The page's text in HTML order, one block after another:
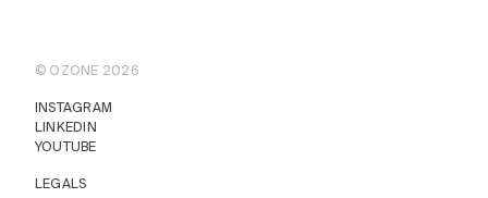
© OZONE 2026
INSTAGRAM
LINKEDIN
YOUTUBE
LEGALS